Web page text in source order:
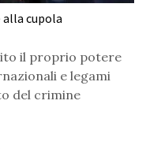
alla cupola
il proprio potere
e legami
del crimine